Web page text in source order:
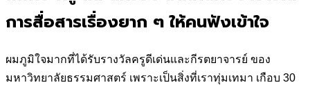
การสื่อสารเรื่องยาก ๆ ให้คนฟังเข้าใจ
ผมภูมิใจมากที่ได้รับรางวัลครูดีเด่นและกีรตยาจารย์ ของ
มหาวิทยาลัยธรรมศาสตร์ เพราะเป็นสิ่งที่เราทุ่มเทมา เกือบ 30